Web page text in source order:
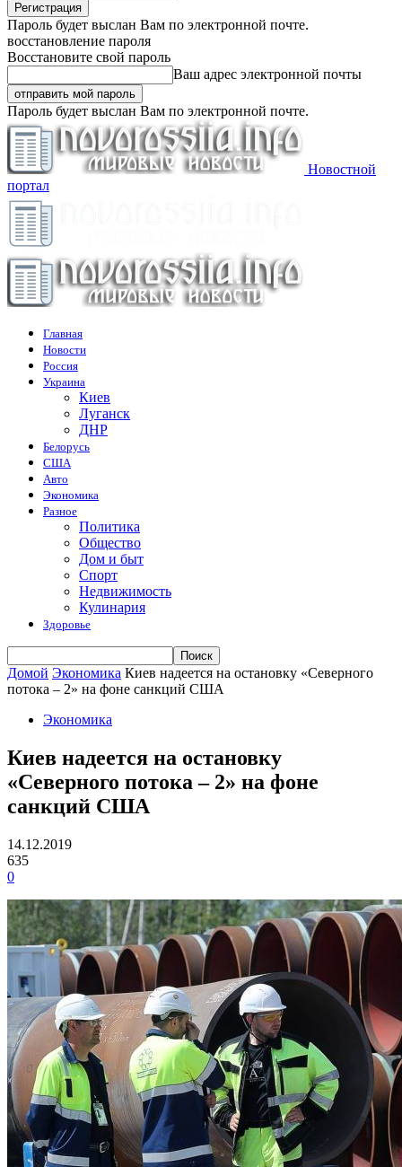
Пароль будет выслан Вам по электронной почте.
восстановление пароля
Восстановите свой пароль
Ваш адрес электронной почты
Пароль будет выслан Вам по электронной почте.
Новостной
портал
Главная
Новости
Россия
Украина
Киев
Луганск
ДНР
Белорусь
США
Авто
Экономика
Разное
Политика
Общество
Дом и быт
Спорт
Недвижимость
Кулинария
Здоровье
Домой Экономика Киев надеется на остановку «Северного
потока – 2» на фоне санкций США
Экономика
Киев надеется на остановку
«Северного потока – 2» на фоне
санкций США
14.12.2019
635
0